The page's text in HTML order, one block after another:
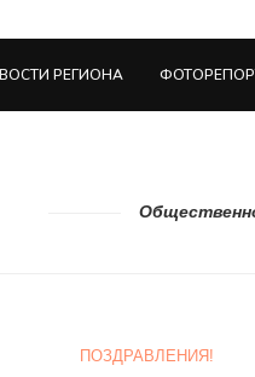
РЕГИОНА
ПОЗДРАВЛЕНИЯ!